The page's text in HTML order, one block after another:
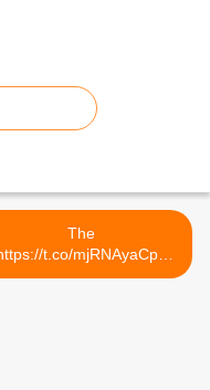
The
t.co/mjRNAyaCph
Daily est en ligne!... >